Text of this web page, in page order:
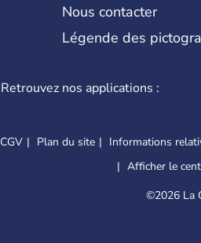
Nous contacter
Légende des
Retrouvez nos applications :
CGV Plan du site Informations
Afficher le
©2026 La